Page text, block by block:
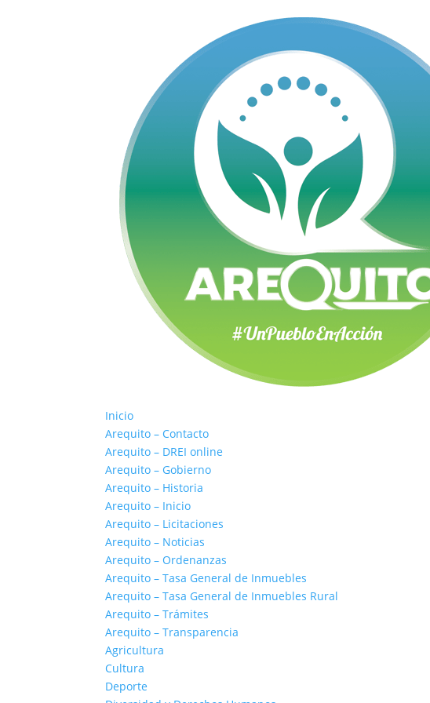
Inicio
Arequito – Contacto
Arequito – DREI online
Arequito – Gobierno
Arequito – Historia
Arequito – Inicio
Arequito – Licitaciones
Arequito – Noticias
Arequito – Ordenanzas
Arequito – Tasa General de Inmuebles
Arequito – Tasa General de Inmuebles Rural
Arequito – Trámites
Arequito – Transparencia
Agricultura
Cultura
Deporte